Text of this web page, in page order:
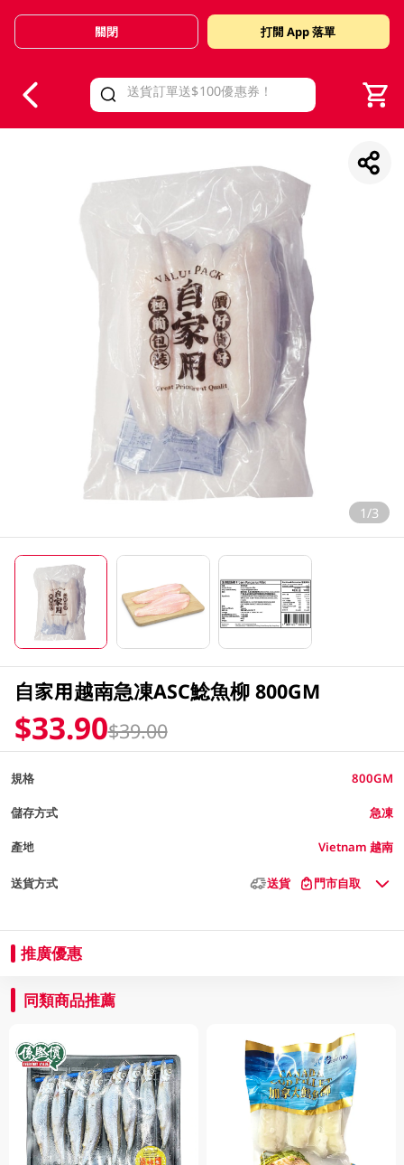
Valid Until 30 June 2026
關閉 打開 App 落單
1/3
自家用越南急凍ASC鯰魚柳 800GM
$33.90$39.00
規格 800GM
儲存方式 急凍
產地 Vietnam 越南
送貨方式 送貨 門市自取
推廣優惠
同類商品推薦